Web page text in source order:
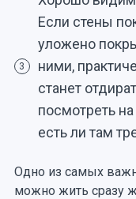
3
Если стены
уложено
ними,
станет
посмотреть
есть ли там
Одно из самых
можно жить сразу